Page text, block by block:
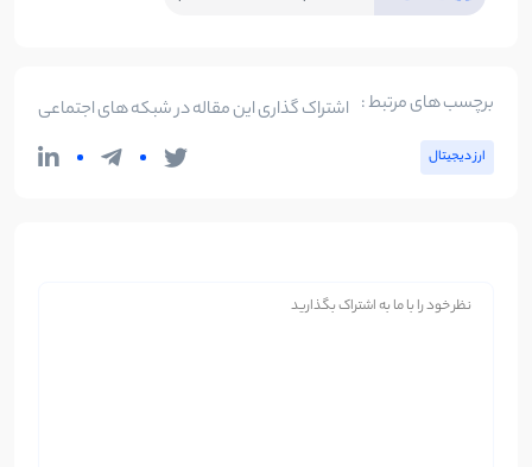
برچسب های مرتبط :
ارز دیجیتال
اشتراک گذاری این مقاله در شبکه های اجتماعی